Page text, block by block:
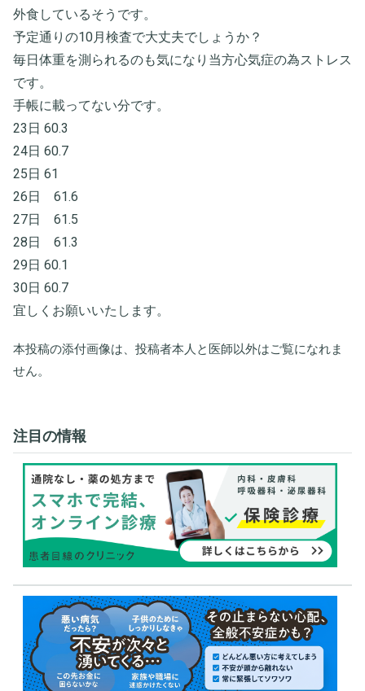
外食しているそうです。
予定通りの10月検査で大丈夫でしょうか？
毎日体重を測られるのも気になり当方心気症の為ストレス
です。
手帳に載ってない分です。
23日 60.3
24日 60.7
25日 61
26日 61.6
27日 61.5
28日 61.3
29日 60.1
30日 60.7
宜しくお願いいたします。
本投稿の添付画像は、投稿者本人と医師以外はご覧になれま
せん。
注目の情報